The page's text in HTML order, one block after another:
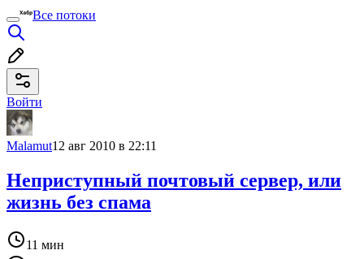
Все потоки
Войти
Malamut12 авг 2010 в 22:11
Неприступный почтовый сервер, или
жизнь без спама
11 мин